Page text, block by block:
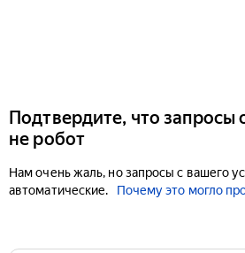
Подтвердите, что запросы
не робот
Нам очень жаль, но запросы с вашего
автоматические.
Почему это могло